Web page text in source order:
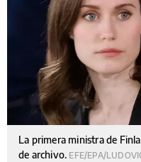
La primera ministra de
de archivo. EFE/EPA/